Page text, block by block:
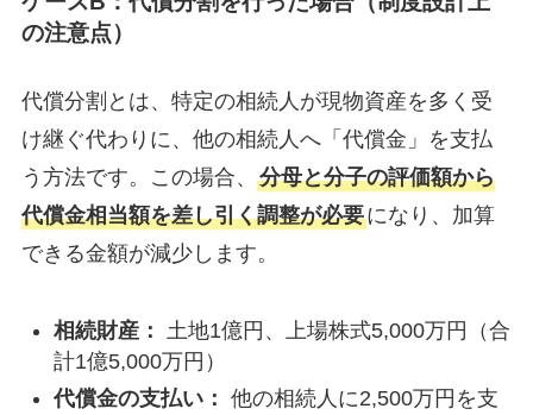
の注意点）
代償分割とは、特定の相続人が現物資産を多く受
け継ぐ代わりに、他の相続人へ「代償金」を支払
う方法です。この場合、 分母と分子の評価額から
代償金相当額を差し引く調整が必要になり、加算
できる金額が減少します。
相続財産： 土地1億円、上場株式5,000万円（合
計1億5,000万円）
代償金の支払い： 他の相続人に2,500万円を支